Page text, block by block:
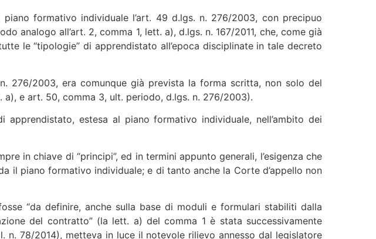
formativo individuale l’art. 49 d.lgs. n. 276/2003, con precipuo
analogo all’art. 2, comma 1, lett. a), d.lgs. n. 167/2011, che, come già
le “tipologie” di apprendistato all’epoca disciplinate in tale decreto
276/2003, era comunque già prevista la forma scritta, non solo del
e art. 50, comma 3, ult. periodo, d.lgs. n. 276/2003).
estesa al piano formativo individuale, nell’ambito dei
in chiave di “principi”, ed in termini appunto generali, l’esigenza che
piano formativo individuale; e di tanto anche la Corte d’appello non
“da definire, anche sulla base di moduli e formulari stabiliti dalla
del contratto” (la lett. a) del comma 1 è stata successivamente
n. 78/2014), metteva in luce il notevole rilievo annesso dal legislatore